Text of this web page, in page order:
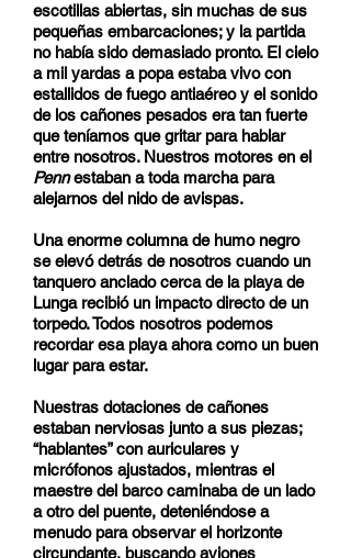
escotillas abiertas, sin muchas de sus
pequeñas embarcaciones; y la partida
no había sido demasiado pronto. El cielo
a mil yardas a popa estaba vivo con
estallidos de fuego antiaéreo y el sonido
de los cañones pesados era tan fuerte
que teníamos que gritar para hablar
entre nosotros. Nuestros motores en el
Pennestaban a toda marcha para
alejarnos del nido de avispas.
Una enorme columna de humo negro
se elevó detrás de nosotros cuando un
tanquero anclado cerca de la playa de
Lunga recibió un impacto directo de un
torpedo. Todos nosotros podemos
recordar esa playa ahora como un buen
lugar para estar.
Nuestras dotaciones de cañones
estaban nerviosas junto a sus piezas;
“hablantes” con auriculares y
micrófonos ajustados, mientras el
maestre del barco caminaba de un lado
a otro del puente, deteniéndose a
menudo para observar el horizonte
circundante, buscando aviones